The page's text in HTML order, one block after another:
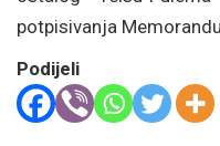
potpisivanja
Podijeli